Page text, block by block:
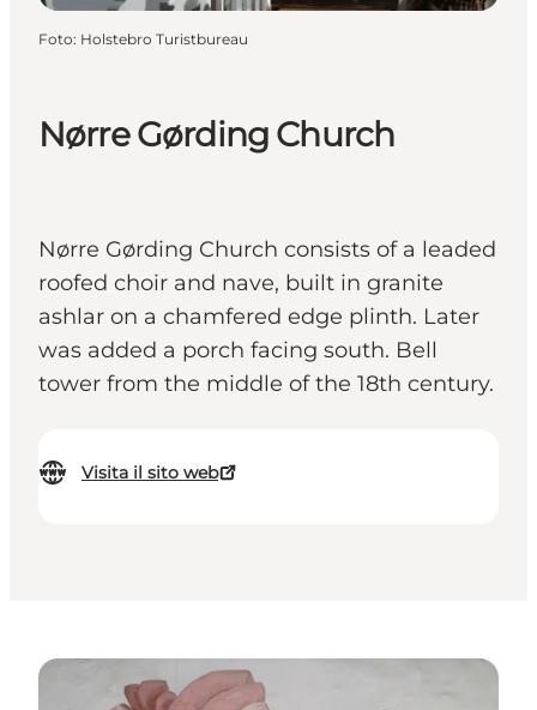
Nørre Gørding Church
Nørre Gørding Church consists of a leaded
roofed choir and nave, built in granite
ashlar on a chamfered edge plinth. Later
was added a porch facing south. Bell
tower from the middle of the 18th century.
Visita il sito web
Foto: Holstebro Turistbureau